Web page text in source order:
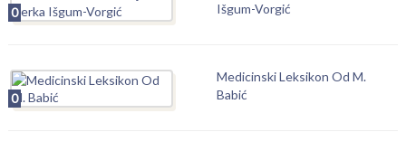
0
Išgum-Vorgić
0
Medicinski Leksikon Od M.
Babić